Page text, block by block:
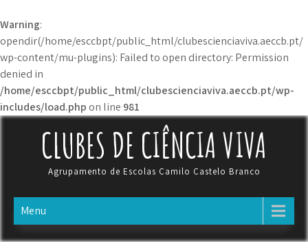
Warning:
opendir(/home/esccbpt/public_html/clubescienciaviva.aeccb.pt/
wp-content/mu-plugins): Failed to open directory: Permission
denied in
/home/esccbpt/public_html/clubescienciaviva.aeccb.pt/wp-
includes/load.php on line 981
Skip
CLUBES DE CIÊNCIA VIVA
Agrupamento de Escolas Camilo Castelo Branco
Menu